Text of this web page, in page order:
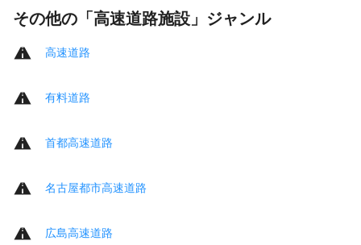
その他の「高速道路施設」ジャンル
高速道路
有料道路
首都高速道路
名古屋都市高速道路
広島高速道路